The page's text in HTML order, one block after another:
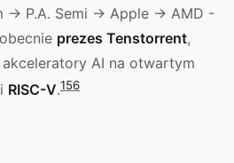
-> P.A. Semi -> Apple -> AMD -
prezes Tenstorrent,
AI na otwartym
RISC-V.156